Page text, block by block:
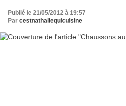
Publié le 21/05/2012 à 19:57
Par cestnathaliequicuisine